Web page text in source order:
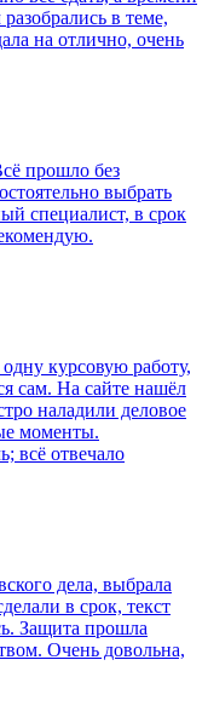
в теме,
на отлично, очень
прошло без
выбрать
специалист, в срок
курсовую работу,
сам. На сайте нашёл
наладили деловое
моменты.
всё отвечало
дела, выбрала
в срок, текст
Защита прошла
Очень довольна,